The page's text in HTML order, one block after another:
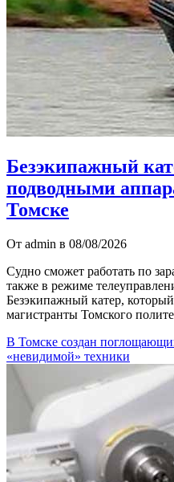
Безэкипажный
подводными
Томске
От admin в 08/08/2026
Судно сможет работать по
также в режиме
Безэкипажный катер,
магистранты Томского
В Томске создан
«невидимой» техники